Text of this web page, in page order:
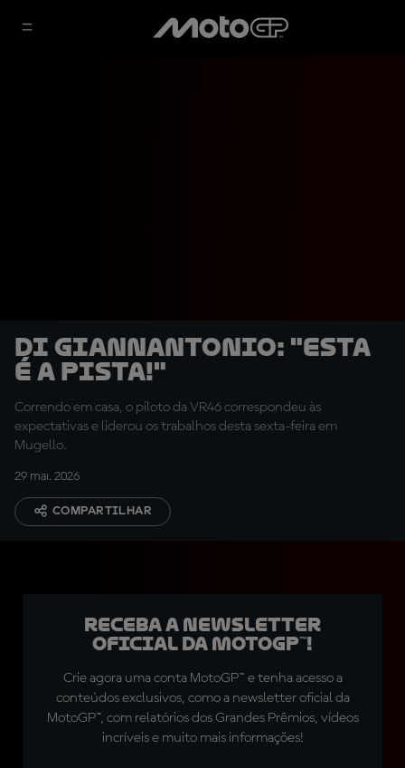
Di Giannantonio: "Esta
é A pista!"
Correndo em casa, o piloto da VR46 correspondeu às
expectativas e liderou os trabalhos desta sexta-feira em
Mugello.
29 mai. 2026
COMPARTILHAR
Receba a newsletter
oficial da MotoGP™!
Crie agora uma conta MotoGP™ e tenha acesso a
conteúdos exclusivos, como a newsletter oficial da
MotoGP™, com relatórios dos Grandes Prêmios, vídeos
incríveis e muito mais informações!